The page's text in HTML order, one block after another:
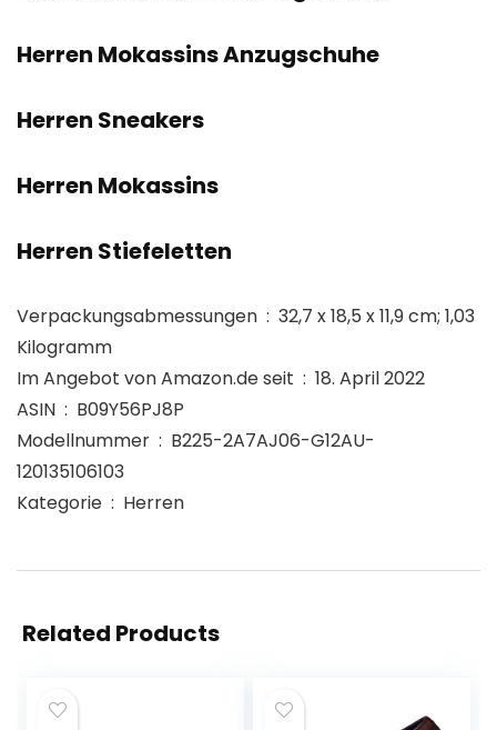
Herren Mokassins Anzugschuhe
Herren Sneakers
Herren Mokassins
Herren Stiefeletten
Verpackungsabmessungen ‏ : ‎ 32,7 x 18,5 x 11,9 cm; 1,03
Kilogramm
Im Angebot von Amazon.de seit ‏ : ‎ 18. April 2022
ASIN ‏ : ‎ B09Y56PJ8P
Modellnummer ‏ : ‎ B225-2A7AJ06-G12AU-
120135106103
Kategorie ‏ : ‎ Herren
Related Products